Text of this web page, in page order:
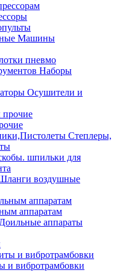
Машины
пневмо
Наборы
Осушители и
Степлеры,
шпильки для
воздушные
аппаратам
Доильные аппараты
и вибротрамбовки